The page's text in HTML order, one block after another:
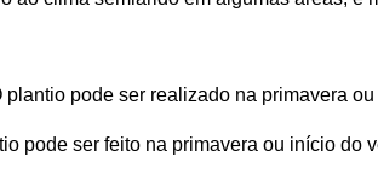
plantio pode ser realizado na primavera
pode ser feito na primavera ou início do